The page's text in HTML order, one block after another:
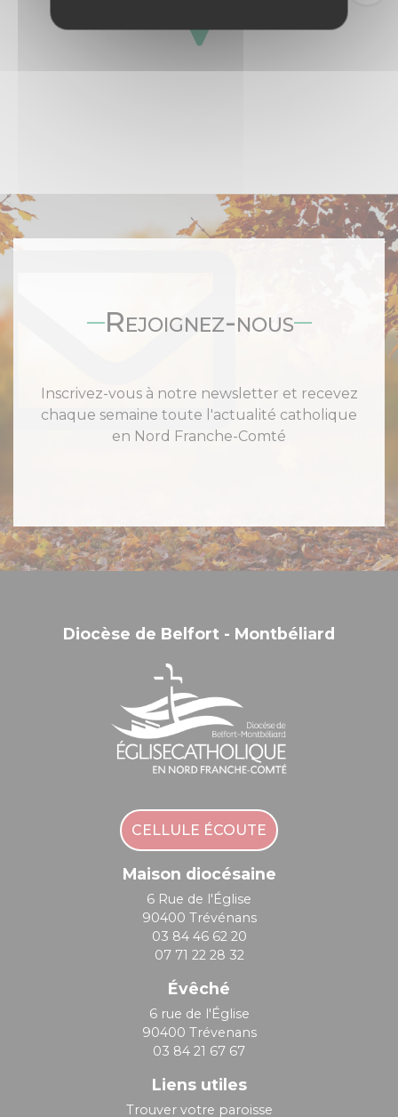
Rejoignez-nous
Inscrivez-vous à notre newsletter et recevez
chaque semaine toute l'actualité catholique
en Nord Franche-Comté
Diocèse de Belfort - Montbéliard
CELLULE ÉCOUTE
Maison diocésaine
6 Rue de l'Église
90400 Trévénans
03 84 46 62 20
07 71 22 28 32
Évêché
6 rue de l'Église
90400 Trévenans
03 84 21 67 67
Liens utiles
Trouver votre paroisse